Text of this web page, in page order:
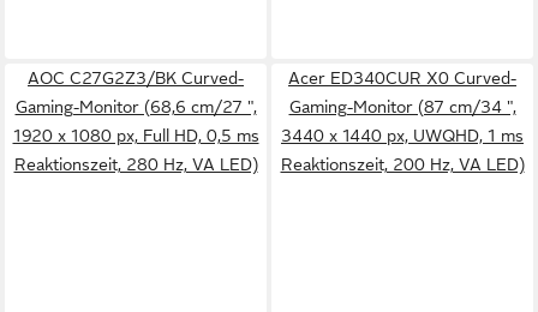
AOC C27G2Z3/BK Curved-
Gaming-Monitor (68,6 cm/27 ",
1920 x 1080 px, Full HD, 0,5 ms
Reaktionszeit, 280 Hz, VA LED)
Acer ED340CUR X0 Curved-
Gaming-Monitor (87 cm/34 ",
3440 x 1440 px, UWQHD, 1 ms
Reaktionszeit, 200 Hz, VA LED)